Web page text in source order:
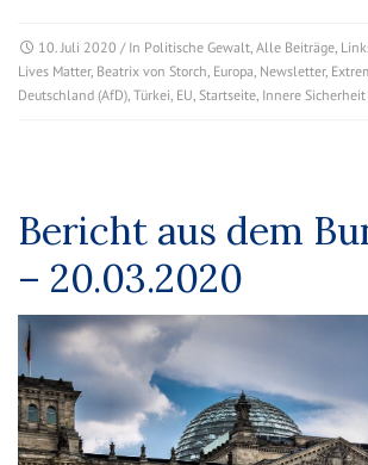
10. Juli 2020 / In Politische Gewalt, Alle Beiträge,
Lives Matter, Beatrix von Storch, Europa, Newsletter,
Deutschland (AfD), Türkei, EU, Startseite, Innere Sicherheit
Bericht aus dem
– 20.03.2020